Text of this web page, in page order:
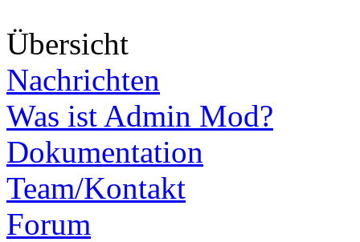
Übersicht
Nachrichten
Was ist Admin Mod?
Dokumentation
Team/Kontakt
Forum